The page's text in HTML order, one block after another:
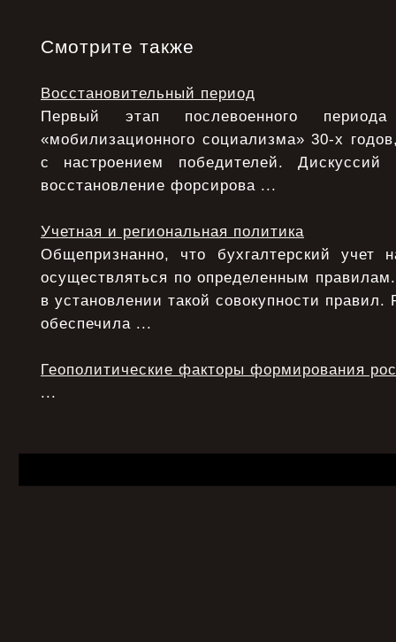
Смотрите также
Восстановительный период
Первый этап послевоенного
«мобилизационного социализма» 30-х
с настроением победителей.
восстановление форсирова ...
Учетная и региональная политика
Общепризнанно, что бухгалтерский учет
осуществляться по определенным
в установлении такой совокупности
обеспечила ...
Геополитические факторы формирования
...